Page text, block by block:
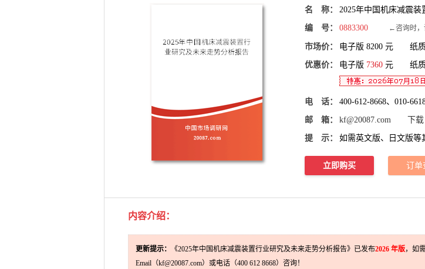
名 称： 2025年中国机床减震
编 号： 0883300 ←咨询时，
市场价： 电子版 8200 元 纸质
优惠价： 电子版 7360 元 纸质
电 话： 400-612-8668、010-
邮 箱： kf@20087.com 下
提 示： 如需英文版、日文版等
立即购买 订单
内容介绍：
更新提示： 《2025年中国机床减震装置行业研究及未来走势分析报告》已发布2026 年版，如
Email（kf@20087.com）或电话（400 612 8668）咨询！